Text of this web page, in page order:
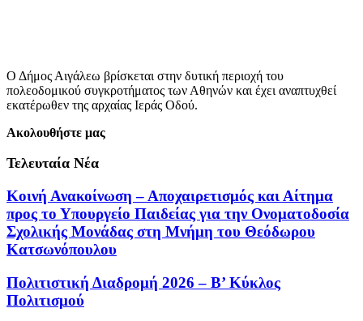
Ο Δήμος Αιγάλεω βρίσκεται στην δυτική περιοχή του
πολεοδομικού συγκροτήματος των Αθηνών και έχει αναπτυχθεί
εκατέρωθεν της αρχαίας Ιεράς Οδού.
Ακολουθήστε μας
Τελευταία Νέα
Κοινή Ανακοίνωση – Αποχαιρετισμός και Αίτημα
προς το Υπουργείο Παιδείας για την Ονοματοδοσία
Σχολικής Μονάδας στη Μνήμη του Θεόδωρου
Κατσωνόπουλου
Πολιτιστική Διαδρομή 2026 – Β’ Κύκλος
Πολιτισμού